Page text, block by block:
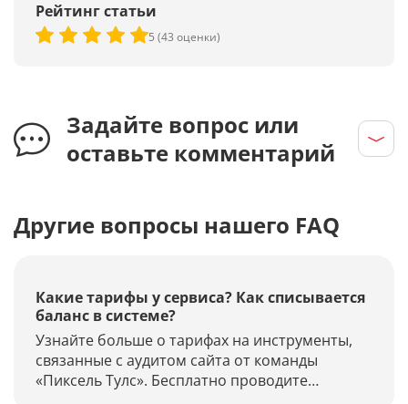
Рейтинг статьи
5 (43 оценки)
Задайте вопрос или
оставьте комментарий
Другие вопросы нашего FAQ
Какие тарифы у сервиса? Как списывается
баланс в системе?
Узнайте больше о тарифах на инструменты,
связанные с аудитом сайта от команды
«Пиксель Тулс». Бесплатно проводите